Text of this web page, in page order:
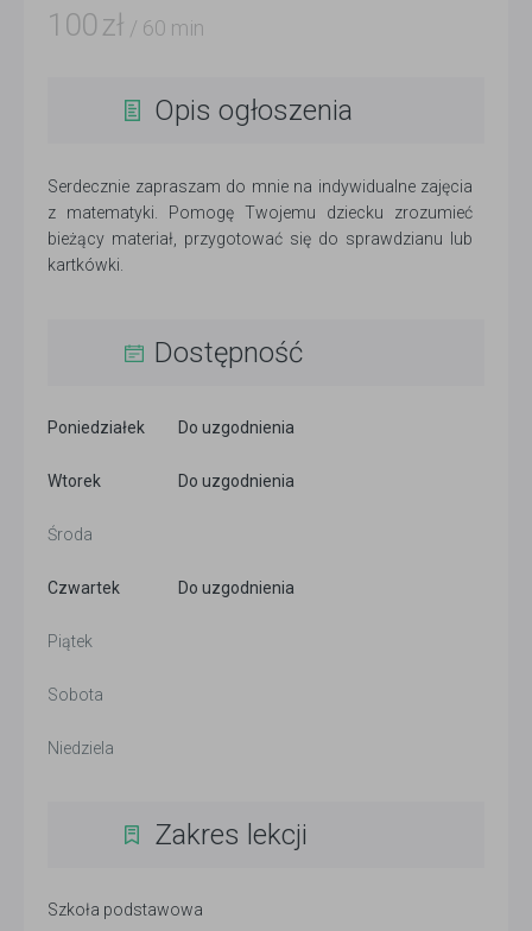
100 zł / 60 min
Opis ogłoszenia
Serdecznie zapraszam do mnie na indywidualne zajęcia
z matematyki. Pomogę Twojemu dziecku zrozumieć
bieżący materiał, przygotować się do sprawdzianu lub
kartkówki.
Dostępność
Poniedziałek Do uzgodnienia
Wtorek Do uzgodnienia
Środa
Czwartek Do uzgodnienia
Piątek
Sobota
Niedziela
Zakres lekcji
Szkoła podstawowa